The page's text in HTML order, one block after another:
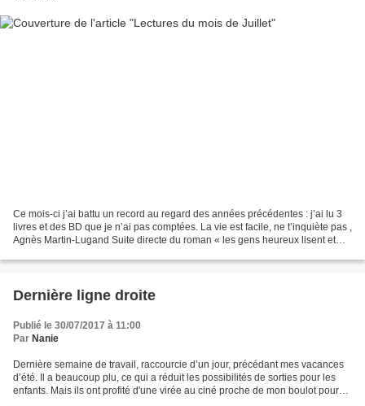
Ce mois-ci j’ai battu un record au regard des années précédentes : j’ai lu 3
livres et des BD que je n’ai pas comptées. La vie est facile, ne t’inquiète pas ,
Agnès Martin-Lugand Suite directe du roman « les gens heureux lisent et
Dernière ligne droite
Publié le 30/07/2017 à 11:00
Par Nanie
Dernière semaine de travail, raccourcie d’un jour, précédant mes vacances
d’été. Il a beaucoup plu, ce qui a réduit les possibilités de sorties pour les
enfants. Mais ils ont profité d'une virée au ciné proche de mon boulot pour